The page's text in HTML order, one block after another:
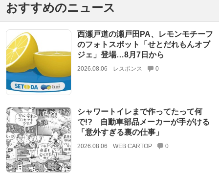
おすすめのニュース
西瀬戸道の瀬戸田PA、レモンモチーフ
のフォトスポット「せとだれもんオブ
ジェ」登場…8月7日から
2026.08.06 レスポンス 0
シャワートイレまで作ってたって何
で!? 自動車部品メーカーが手がける
「意外すぎる裏の仕事」
2026.08.06 WEB CARTOP 0